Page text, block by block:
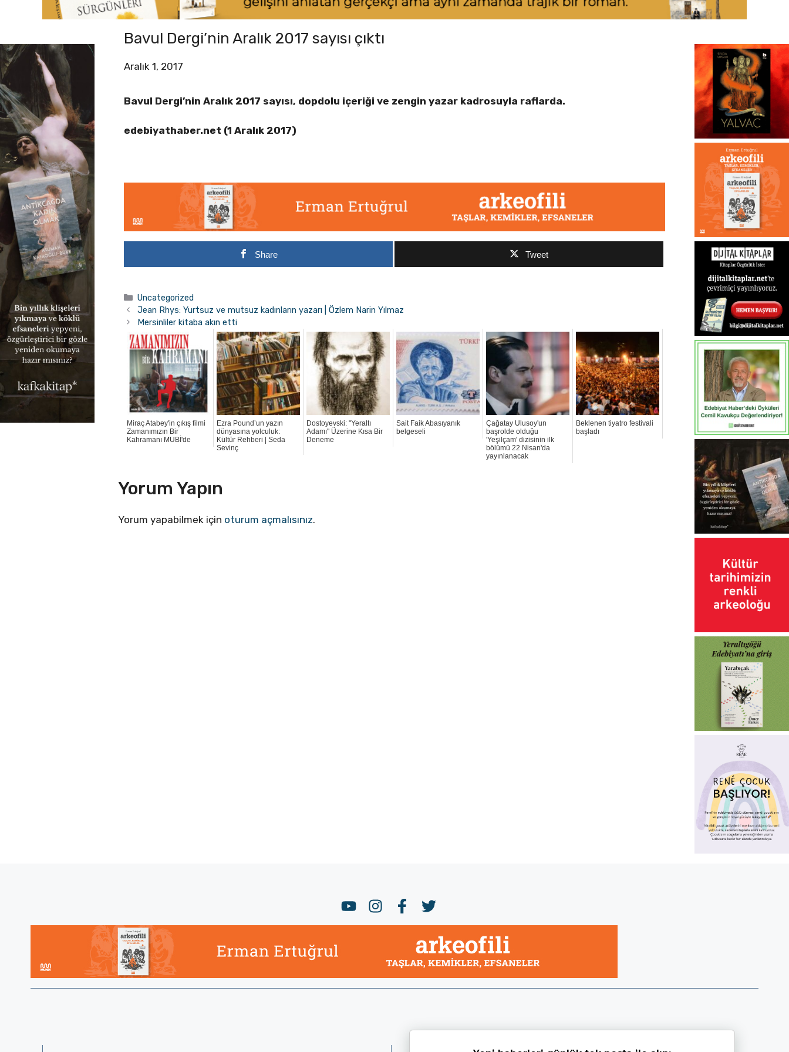
Bavul Dergi’nin Aralık 2017 sayısı çıktı
Aralık 1, 2017
Bavul Dergi’nin Aralık 2017 sayısı, dopdolu içeriği ve zengin yazar kadrosuyla raflarda.
edebiyathaber.net (1 Aralık 2017)
Share Tweet
Kategoriler
Uncategorized
Jean Rhys: Yurtsuz ve mutsuz kadınların yazarı | Özlem Narin Yılmaz
Mersinliler kitaba akın etti
Miraç Atabey'in çıkış filmi
Zamanımızın Bir
Kahramanı MUBİ'de
Ezra Pound’un yazın
dünyasına yolculuk:
Kültür Rehberi | Seda
Sevinç
Dostoyevski: "Yeraltı
Adamı" Üzerine Kısa Bir
Deneme
Sait Faik Abasıyanık
belgeseli
Çağatay Ulusoy'un
başrolde olduğu
'Yeşilçam' dizisinin ilk
bölümü 22 Nisan'da
yayınlanacak
Beklenen tiyatro festivali
başladı
Yorum Yapın
Yorum yapabilmek için oturum açmalısınız.